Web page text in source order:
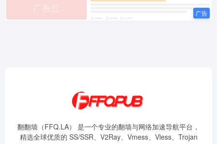
翻翻墙（FFQ.LA） 是一个专业的翻墙与网络加速导航平台，
精选全球优质的 SS/SSR、V2Ray、Vmess、Vless、Trojan